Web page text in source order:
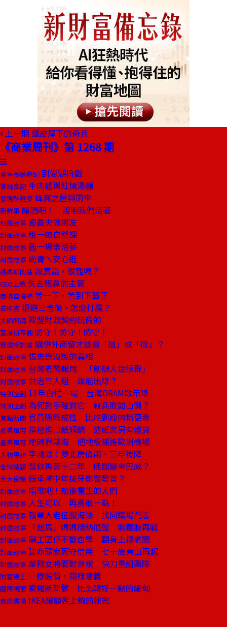
上一期 鐵皮屋下的奇兵
《商業周刊》第 1268 期
董事長嬉遊記 到澎湖扮戲
饕姊食記 牛肉麵與紅燒湯麵
發現酷建築 蜂窩之屋與雨傘
新鮮事 釀酒吧！ 證明我們活著
封面故事 跟農夫做朋友
封面故事 租一畝自然課
封面故事 圓一場樂活夢
封面故事 尚青ㄟ安心逛
總編輯的話 說真話，很難嗎？
CEO上線 失去眼鼻的主管
商場自慢塾 等一下，等到下輩子
去梯言 退避三舍後，怎麼打贏？
大師開講 歐盟財政契約玩假的
葛洛斯專欄 防守！防守！防守！
管理相對論 購併外商留才該重「道」或「術」？
封面故事 張忠謀沒說的真相
封面故事 台灣老闆難甩 「創辦人症候群」
封面故事 共治三人組 誰能出線？
特別企劃 11年白忙一場 台灣DRAM啟示錄
特別企劃 為何對手碰到它 就兵敗如山倒？
焦點新聞 官員隱瞞成性 比吃到瘦肉精更毒
產業風雲 指控進口紙傾銷 造紙業另有盤算
產業風雲 地磚界鴻海 把地板鋪進歐洲機場
人物專訪 李鴻源：雙北房價兩、三年後降
全球話題 普欽再管十二年 俄國變辛巴威？
百大良醫 鈕承澤中年拔牙影響發音？
封面故事 唱歌吧！劫後重生的人們
封面故事 人生可以 再勇敢一點！
封面故事 報業大老征服海泳 找回職場鬥志
封面故事 「超馬」媽媽接納厄運 裝義肢再戰
封面故事 礦工囝仔不斷自學 翻身上櫃老闆
封面故事 建商頭家死守信用 七十歲東山再起
封面故事 業務女將面對背叛 快刀重組團隊
財富線上 一樣股價，兩樣意義
國際視窗 索羅斯新歡 比北韓好一點的緬甸
商周書摘 IKEA讓顧客上鉤的秘密